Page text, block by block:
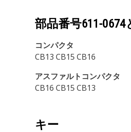
部品番号611-0674
コンパクタ
CB13 CB15 CB16
アスファルトコンパクタ
CB16 CB15 CB13
キー